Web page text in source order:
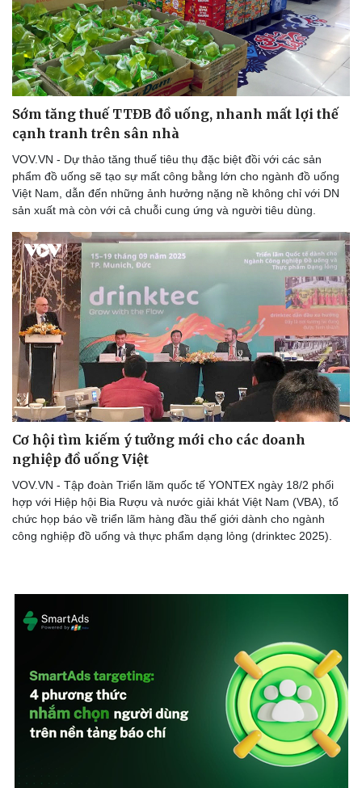
Sức khỏe
Cây thuốc
Sản phụ khoa
Nhi khoa
Nam khoa
Làm đẹp - giảm cân
Phòng mạch online
Đời sống
Blog
Sớm tăng thuế TTĐB đồ uống, nhanh mất lợi thế
cạnh tranh trên sân nhà
VOV.VN - Dự thảo tăng thuế tiêu thụ đặc biệt đồi với các sản
phẩm đồ uống sẽ tạo sự mất công bằng lớn cho ngành đồ uống
Việt Nam, dẫn đến những ảnh hưởng nặng nề không chỉ với DN
sản xuất mà còn với cả chuỗi cung ứng và người tiêu dùng.
Cơ hội tìm kiếm ý tưởng mới cho các doanh
nghiệp đồ uống Việt
VOV.VN - Tập đoàn Triển lãm quốc tế YONTEX ngày 18/2 phối
hợp với Hiệp hội Bia Rượu và nước giải khát Việt Nam (VBA), tổ
chức họp báo về triển lãm hàng đầu thế giới dành cho ngành
công nghiệp đồ uống và thực phẩm dạng lỏng (drinktec 2025).